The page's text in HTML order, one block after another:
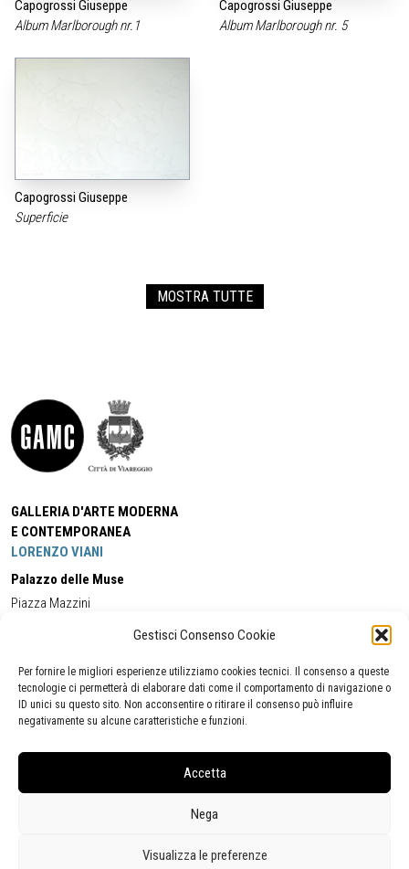
Gestisci Consenso Cookie
Per fornire le migliori esperienze utilizziamo cookies tecnici. Il consenso a queste
tecnologie ci permetterà di elaborare dati come il comportamento di navigazione o
ID unici su questo sito. Non acconsentire o ritirare il consenso può influire
negativamente su alcune caratteristiche e funzioni.
Accetta
Nega
Visualizza le preferenze
Capogrossi Giuseppe
Album Marlborough nr.1
Capogrossi Giuseppe
Album Marlborough nr. 5
Capogrossi Giuseppe
Superficie
MOSTRA TUTTE
GALLERIA D'ARTE MODERNA
E CONTEMPORANEA
LORENZO VIANI
Palazzo delle Muse
Piazza Mazzini
Cell:+39 338 5714978 (orario apertura Galleria)
Tel:
+39 0584 944580
(orario 09.00/13.00)
Email:gamc@comune.viareggio.lu.it
Segnalazione di inaccessibilità